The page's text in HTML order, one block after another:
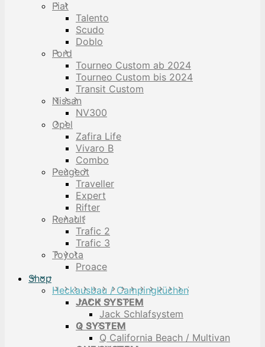
Fiat
Talento
Scudo
Doblo
Ford
Tourneo Custom ab 2024
Tourneo Custom bis 2024
Transit Custom
Nissan
NV300
Opel
Zafira Life
Vivaro B
Combo
Peugeot
Traveller
Expert
Rifter
Renault
Trafic 2
Trafic 3
Toyota
Proace
Shop
Heckausbau / Campingküchen
JACK SYSTEM
Jack Schlafsystem
Q SYSTEM
Q California Beach / Multivan